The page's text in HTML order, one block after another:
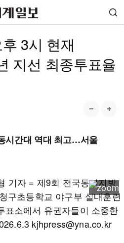
3시 현재
지선 최종투표율
시간대 역대 최고…서울